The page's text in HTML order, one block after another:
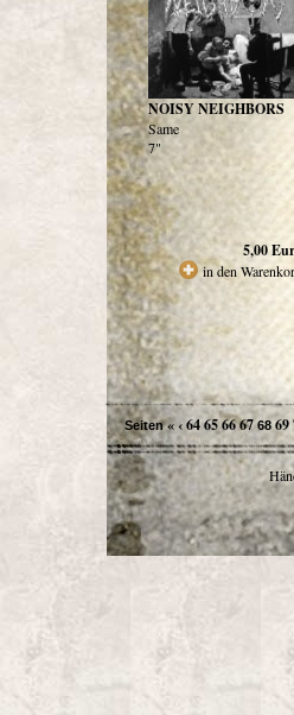
NOISY NEIGHBORS
Same
7"
5,00
in den
Seiten «‹64656667 68 69